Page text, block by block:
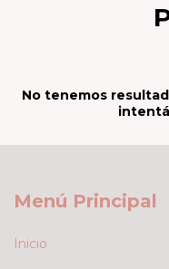
No tenemos
Menú Principal
Inicio